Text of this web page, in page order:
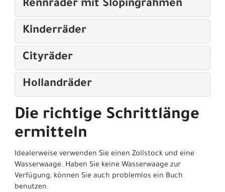
Rennräder mit Slopingrahmen
Kinderräder
Cityräder
Hollandräder
Die richtige Schrittlänge
ermitteln
Idealerweise verwenden Sie einen Zollstock und eine
Wasserwaage. Haben Sie keine Wasserwaage zur
Verfügung, können Sie auch problemlos ein Buch
benutzen.